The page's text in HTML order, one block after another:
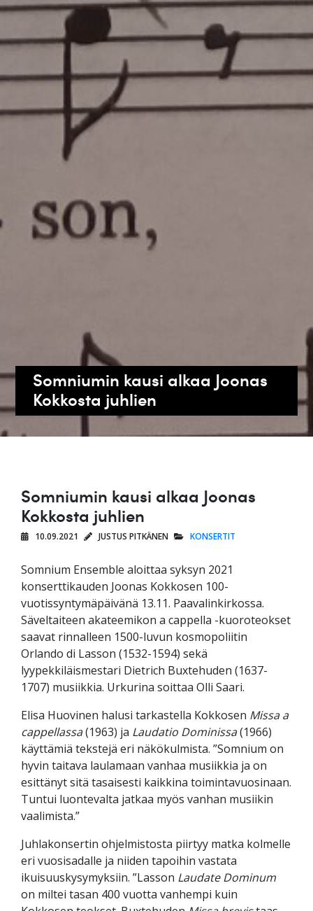
Somniumin kausi alkaa Joonas
Kokkosta juhlien
Somniumin kausi alkaa Joonas
Kokkosta juhlien
10.09.2021 JUSTUS PITKÄNEN KONSERTIT
Somnium Ensemble aloittaa syksyn 2021
konserttikauden Joonas Kokkosen 100-
vuotissyntymäpäivänä 13.11. Paavalinkirkossa.
Säveltaiteen akateemikon a cappella -kuoroteokset
saavat rinnalleen 1500-luvun kosmopoliitin
Orlando di Lasson (1532-1594) sekä
lyypekkiläismestari Dietrich Buxtehuden (1637-
1707) musiikkia. Urkurina soittaa Olli Saari.
Elisa Huovinen halusi tarkastella Kokkosen Missa a
cappellassa(1963) ja Laudatio Dominissa(1966)
käyttämiä tekstejä eri näkökulmista. ”Somnium on
hyvin taitava laulamaan vanhaa musiikkia ja on
esittänyt sitä tasaisesti kaikkina toimintavuosinaan.
Tuntui luontevalta jatkaa myös vanhan musiikin
vaalimista.”
Juhlakonsertin ohjelmistosta piirtyy matka kolmelle
eri vuosisadalle ja niiden tapoihin vastata
ikuisuuskysymyksiin. ”Lasson Laudate Dominum
on miltei tasan 400 vuotta vanhempi kuin